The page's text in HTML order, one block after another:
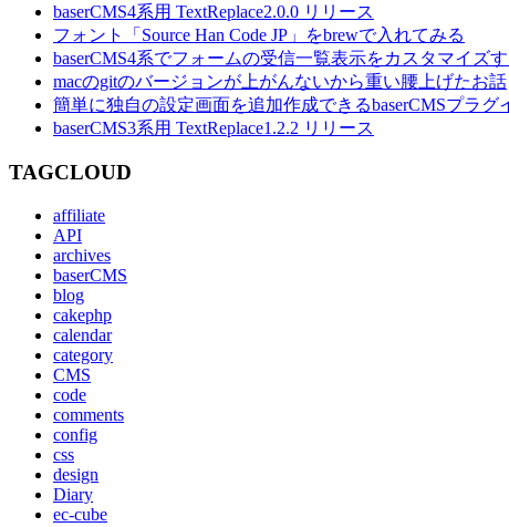
baserCMS4系用 TextReplace2.0.0 リリース
フォント「Source Han Code JP」をbrewで入れてみる
baserCMS4系でフォームの受信一覧表示をカスタマイズ
macのgitのバージョンが上がんないから重い腰上げたお話
簡単に独自の設定画面を追加作成できるbaserCMSプラグ
baserCMS3系用 TextReplace1.2.2 リリース
TAGCLOUD
affiliate
API
archives
baserCMS
blog
cakephp
calendar
category
CMS
code
comments
config
css
design
Diary
ec-cube